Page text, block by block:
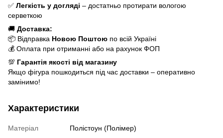
✅ Легкість у догляді – достатньо протирати вологою
серветкою
🚚 Доставка:
📦 Відправка Новою Поштою по всій Україні
💰 Оплата при отриманні або на рахунок ФОП
💯 Гарантія якості від магазину
Якщо фігура пошкодиться під час доставки – оперативно
замінимо!
Характеристики
Матеріал
Полістоун (Полімер)